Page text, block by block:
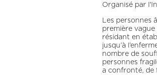
Organisé par
Les personnes
première
résidant en
jusqu’à
nombre de
personnes
a confronté, de